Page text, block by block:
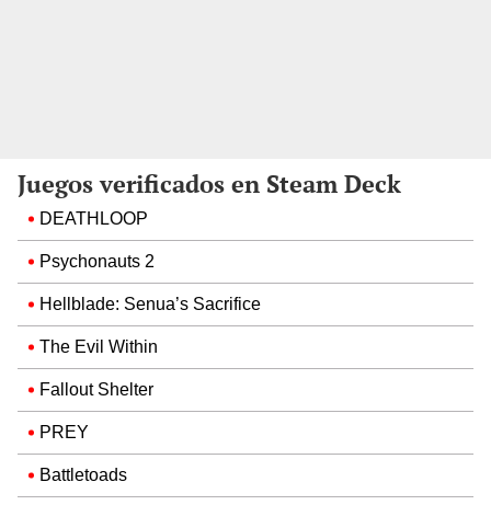
Juegos verificados en Steam Deck
DEATHLOOP
Psychonauts 2
Hellblade: Senua’s Sacrifice
The Evil Within
Fallout Shelter
PREY
Battletoads